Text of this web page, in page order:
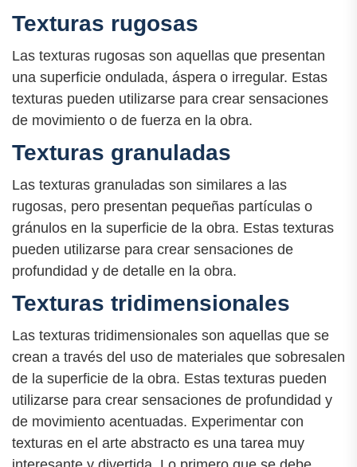
Texturas rugosas
Las texturas rugosas son aquellas que presentan
una superficie ondulada, áspera o irregular. Estas
texturas pueden utilizarse para crear sensaciones
de movimiento o de fuerza en la obra.
Texturas granuladas
Las texturas granuladas son similares a las
rugosas, pero presentan pequeñas partículas o
gránulos en la superficie de la obra. Estas texturas
pueden utilizarse para crear sensaciones de
profundidad y de detalle en la obra.
Texturas tridimensionales
Las texturas tridimensionales son aquellas que se
crean a través del uso de materiales que sobresalen
de la superficie de la obra. Estas texturas pueden
utilizarse para crear sensaciones de profundidad y
de movimiento acentuadas. Experimentar con
texturas en el arte abstracto es una tarea muy